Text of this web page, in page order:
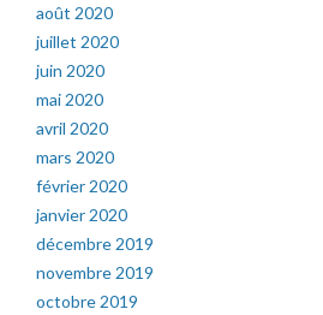
août 2020
juillet 2020
juin 2020
mai 2020
avril 2020
mars 2020
février 2020
janvier 2020
décembre 2019
novembre 2019
octobre 2019